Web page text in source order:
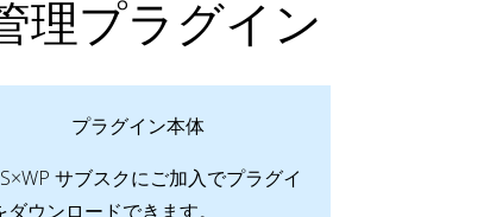
理プラグイン
プラグイン本体
サブスクにご加入でプラグイ
ダウンロードできます。